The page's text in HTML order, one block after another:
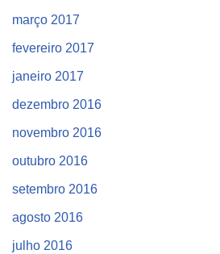
março 2017
fevereiro 2017
janeiro 2017
dezembro 2016
novembro 2016
outubro 2016
setembro 2016
agosto 2016
julho 2016